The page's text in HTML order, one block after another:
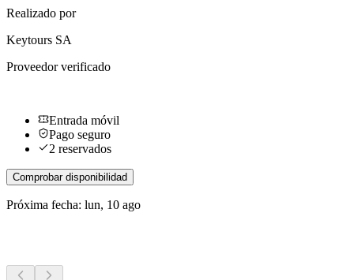
Realizado por
Keytours SA
Proveedor verificado
Entrada móvil
Pago seguro
2 reservados
Comprobar disponibilidad
Próxima fecha: lun, 10 ago